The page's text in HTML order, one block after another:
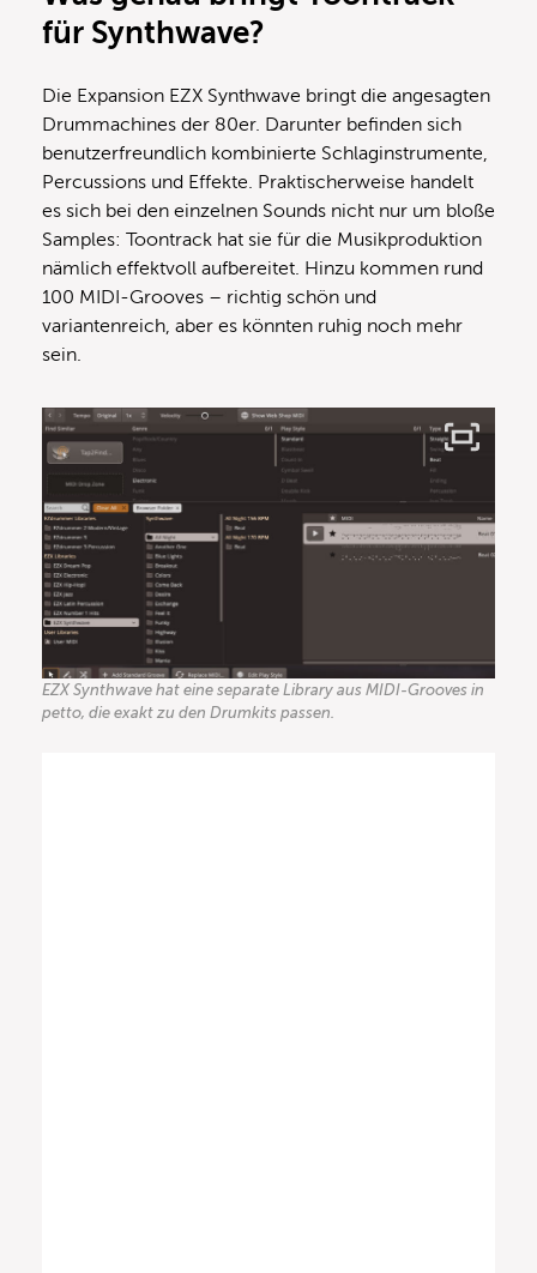
für Synthwave?
Die Expansion EZX Synthwave bringt die angesagten
Drummachines der 80er. Darunter befinden sich
benutzerfreundlich kombinierte Schlaginstrumente,
Percussions und Effekte. Praktischerweise handelt
es sich bei den einzelnen Sounds nicht nur um bloße
Samples: Toontrack hat sie für die Musikproduktion
nämlich effektvoll aufbereitet. Hinzu kommen rund
100 MIDI-Grooves – richtig schön und
variantenreich, aber es könnten ruhig noch mehr
sein.
EZX Synthwave hat eine separate Library aus MIDI-Grooves in
petto, die exakt zu den Drumkits passen.